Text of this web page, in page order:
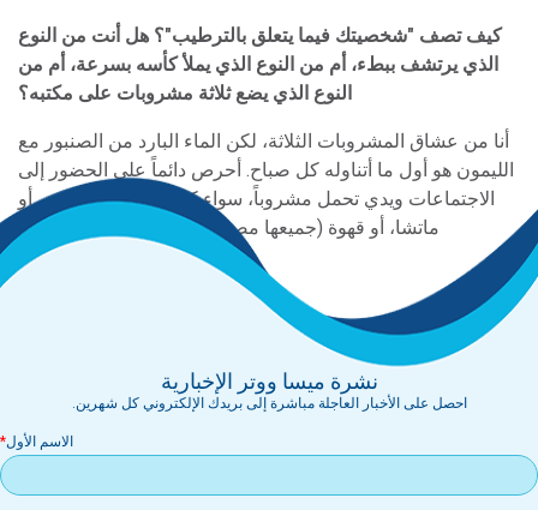
كيف تصف "شخصيتك فيما يتعلق بالترطيب"؟ هل أنت من النوع
الذي يرتشف ببطء، أم من النوع الذي يملأ كأسه بسرعة، أم من
النوع الذي يضع ثلاثة مشروبات على مكتبه؟
أنا من عشاق المشروبات الثلاثة، لكن الماء البارد من الصنبور مع
الليمون هو أول ما أتناوله كل صباح. أحرص دائماً على الحضور إلى
الاجتماعات ويدي تحمل مشروباً، سواء كان ماءً من الصنبور، أو
ماتشا، أو قهوة (جميعها مصنوعة من مياه ميسا بالطبع).
نشرة ميسا ووتر الإخبارية
احصل على الأخبار العاجلة مباشرة إلى بريدك الإلكتروني كل شهرين.
الاسم الأول